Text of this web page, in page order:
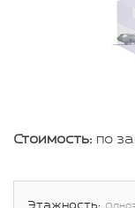
Стоимость: по